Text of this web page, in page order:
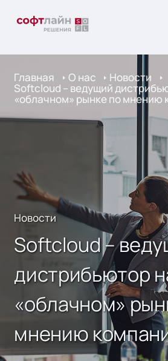
Главная О нас Новости
Softcloud – ведущий
«облачном» рынке по мнению
Новости
Softcloud –
дистрибьютор
«облачном»
мнению